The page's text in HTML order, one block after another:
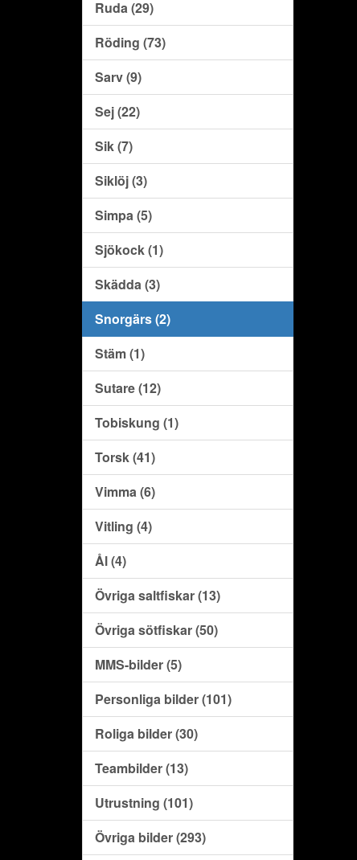
Ruda (29)
Röding (73)
Sarv (9)
Sej (22)
Sik (7)
Siklöj (3)
Simpa (5)
Sjökock (1)
Skädda (3)
Snorgärs (2)
Stäm (1)
Sutare (12)
Tobiskung (1)
Torsk (41)
Vimma (6)
Vitling (4)
Ål (4)
Övriga saltfiskar (13)
Övriga sötfiskar (50)
MMS-bilder (5)
Personliga bilder (101)
Roliga bilder (30)
Teambilder (13)
Utrustning (101)
Övriga bilder (293)